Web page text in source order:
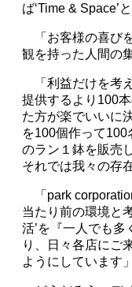
ば‘Time & Space’
「お客様の喜び
観を持った人間の
「利益だけを考
提供するより 100
た方が楽でいいに
を100個作って100
のラン１鉢を販売
それでは我々の存
「 park
当たり前の環境と
活’を『一人でも多
り、日々各店にご
ようにしています」